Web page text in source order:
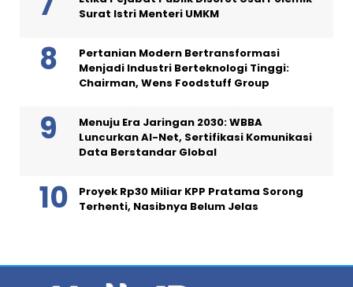
Surat Istri Menteri UMKM
Pertanian Modern Bertransformasi
Menjadi Industri Berteknologi Tinggi:
Chairman, Wens Foodstuff Group
Menuju Era Jaringan 2030: WBBA
Luncurkan AI-Net, Sertifikasi Komunikasi
Data Berstandar Global
Proyek Rp30 Miliar KPP Pratama Sorong
Terhenti, Nasibnya Belum Jelas